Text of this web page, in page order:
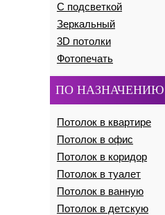
С подсветкой
Зеркальный
3D потолки
Фотопечать
ПО НАЗНАЧЕНИЮ
Потолок в квартире
Потолок в офис
Потолок в коридор
Потолок в туалет
Потолок в ванную
Потолок в детскую